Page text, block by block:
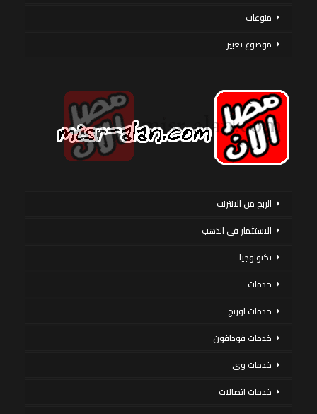
منوعات
موضوع تعبير
الربح من الانترنت
الاستثمار فى الذهب
تكنولوجيا
خدمات
خدمات اورنج
خدمات فودافون
خدمات وى
خدمات اتصالات